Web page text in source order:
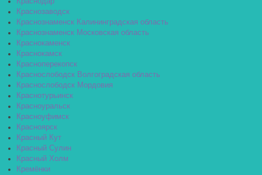
Краснозаводск
Краснознаменск Калининградская область
Краснознаменск Московская область
Краснокаменск
Краснокамск
Красноперекопск
Краснослободск Волгоградская область
Краснослободск Мордовия
Краснотурьинск
Красноуральск
Красноуфимск
Красноярск
Красный Кут
Красный Сулин
Красный Холм
Кремёнки